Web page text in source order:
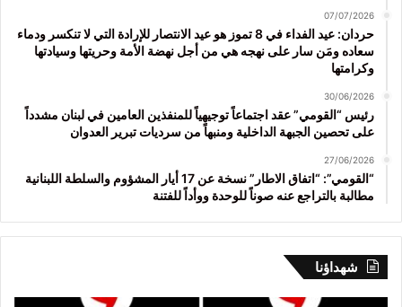
07/07/2026
حردان: عيد الفداء في 8 تموز هو عيد الانتصار للإرادة التي لا تنكسر ودماء
سعاده ومَن سار على نهجه هي من أجل نهضة الأمة وحريتها وسيادتها
وكرامتها
30/06/2026
رئيس “القومي” عقد اجتماعاً توجيهياً للمنفذين العامين في لبنان مشدداً
على تحصين الجبهة الداخلية ومنبهاً من سرديات تبرير العدوان
27/06/2026
“القومي”: “اتفاق الاطار” نسخة عن 17 أيار المشؤوم والسلطة اللبنانية
مطالبة بالتراجع عنه صوناً للوحدة ووأداً للفتنة
شهداؤنا